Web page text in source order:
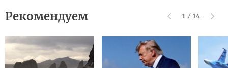
Рекомендуем 1 / 14